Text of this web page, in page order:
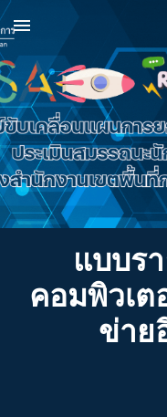
Skip to main content
แบบร
คอมพิวเต
ข่าย